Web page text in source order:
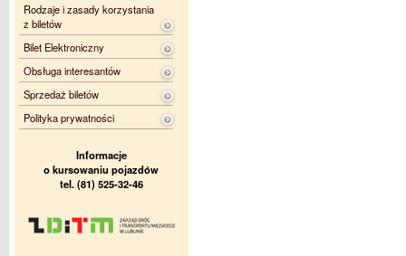
Rodzaje i zasady korzystania
z biletów
Bilet Elektroniczny
Obsługa interesantów
Sprzedaż biletów
Polityka prywatności
Informacje
o kursowaniu pojazdów
tel. (81) 525-32-46